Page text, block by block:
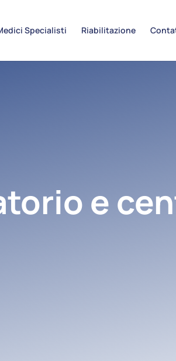
Specialisti Riabilitazione
e